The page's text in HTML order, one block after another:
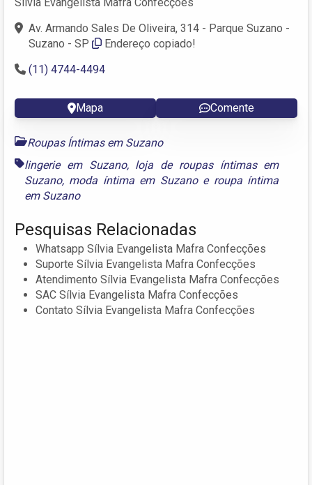
Av. Armando Sales De Oliveira, 314 - Parque Suzano -
Suzano - SP
Endereço copiado!
(11) 4744-4494
Mapa Comente
Roupas Íntimas em Suzano
lingerie em Suzano, loja de roupas íntimas em
Suzano, moda íntima em Suzanoe roupa íntima
em Suzano
Pesquisas Relacionadas
Whatsapp Sílvia Evangelista Mafra Confecções
Suporte Sílvia Evangelista Mafra Confecções
Atendimento Sílvia Evangelista Mafra Confecções
SAC Sílvia Evangelista Mafra Confecções
Contato Sílvia Evangelista Mafra Confecções